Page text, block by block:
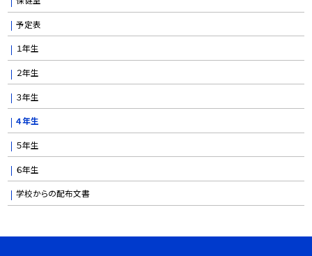
予定表
１年生
２年生
３年生
４年生
５年生
６年生
学校からの配布文書